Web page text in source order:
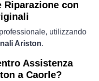
Riparazione con
utilizzando
Ariston.
Assistenza
a Caorle?